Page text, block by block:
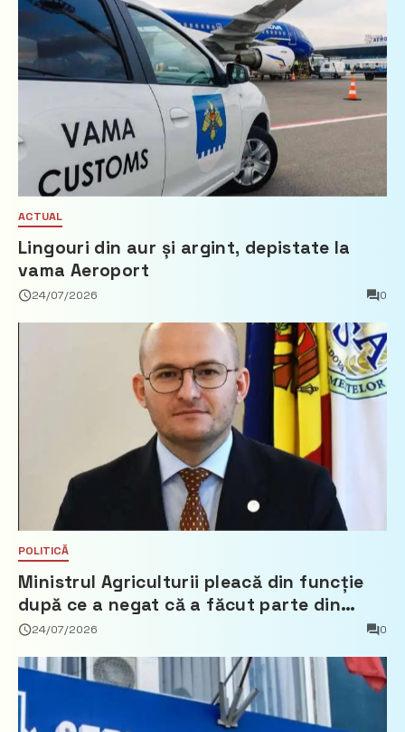
ACTUAL
Lingouri din aur și argint, depistate la
vama Aeroport
24/07/2026 0
POLITICĂ
Ministrul Agriculturii pleacă din funcție
după ce a negat că a făcut parte din
Partidul Democrat
24/07/2026 0